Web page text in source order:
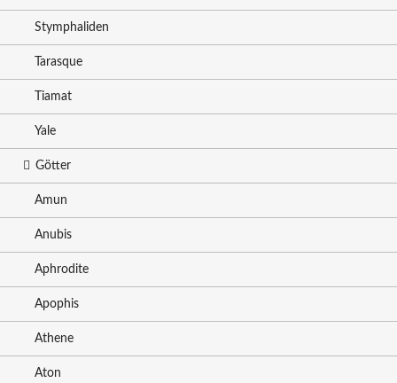
Stymphaliden
Tarasque
Tiamat
Yale
Götter
Amun
Anubis
Aphrodite
Apophis
Athene
Aton